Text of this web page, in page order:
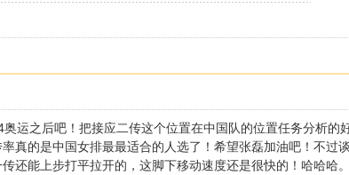
运之后吧！把接应二传这个位置在中国队的位置任务分析的
真的是中国女排最最适合的人选了！希望张磊加油吧！不过
还能上步打平拉开的，这脚下移动速度还是很快的！哈哈哈。